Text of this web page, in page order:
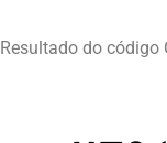
Resultado do código